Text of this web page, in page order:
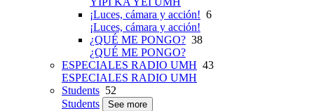
¡Luces, cámara y acción! 6
¡Luces, cámara y acción!
¿QUÉ ME PONGO? 38
¿QUÉ ME PONGO?
ESPECIALES RADIO UMH 43
ESPECIALES RADIO UMH
Students 52
Students
See more